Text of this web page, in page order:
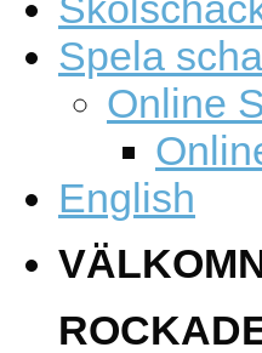
Spela
Online
English